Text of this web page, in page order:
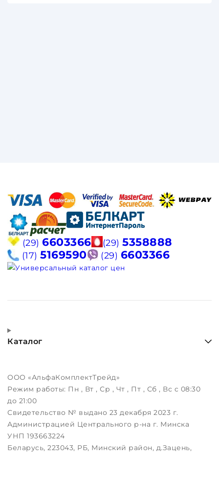
(29) 6603366 (29) 5358888
(17) 5169590 (29) 6603366
Каталог
ООО «АльфаКомплектТрейд»
Режим работы: Пн , Вт , Ср , Чт , Пт , Сб , Вс c 08:30
до 21:00
Свидетельство № выдано 23 декабря 2023 г.
Администрацией Центрального р-на г. Минска
УНП 193663224
Беларусь, 223043, РБ, Минский район, д.Зацень,